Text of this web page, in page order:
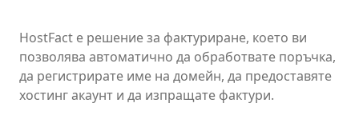
HostFact е решение за фактуриране, което ви
позволява автоматично да обработвате поръчка,
да регистрирате име на домейн, да предоставяте
хостинг акаунт и да изпращате фактури.